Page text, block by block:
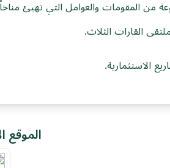
المقومات والعوامل التي تهيئ مناخاً
القارات الثلاث.
الاستثمارية.
الموقع